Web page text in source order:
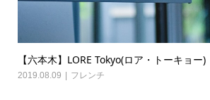
【六本木】LORE Tokyo(ロア・トーキョー
2019.08.09 フレンチ